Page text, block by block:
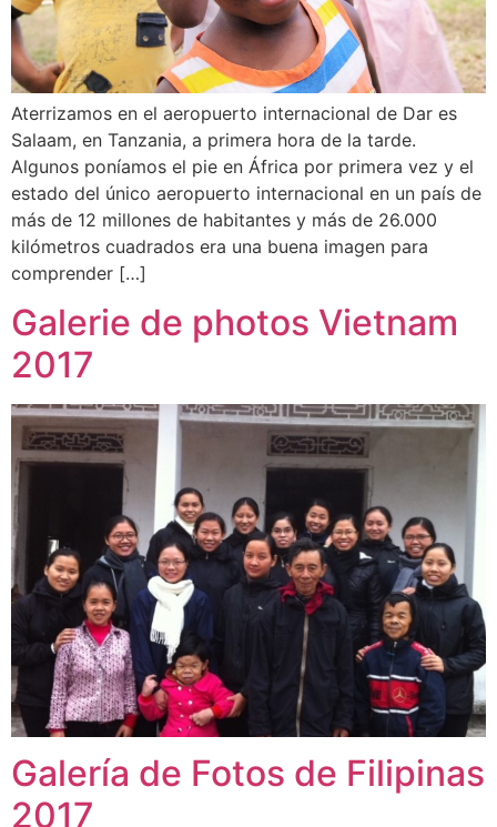
Aterrizamos en el aeropuerto internacional de Dar es
Salaam, en Tanzania, a primera hora de la tarde.
Algunos poníamos el pie en África por primera vez y el
estado del único aeropuerto internacional en un país de
más de 12 millones de habitantes y más de 26.000
kilómetros cuadrados era una buena imagen para
comprender […]
Galerie de photos Vietnam
2017
Galería de Fotos de Filipinas
2017